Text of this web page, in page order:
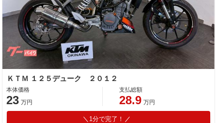
ＫＴＭ １２５デューク ２０１２
本体価格
23 万円
支払総額
28.9 万円
1分で完了！